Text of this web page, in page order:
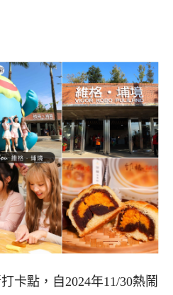
卡點，自2024年11/30熱鬧